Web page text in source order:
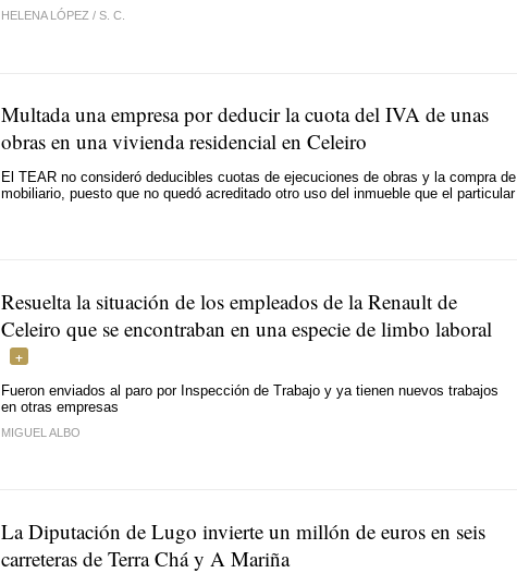
HELENA LÓPEZ / S. C.
Multada una empresa por deducir la cuota del IVA de unas
obras en una vivienda residencial en Celeiro
El TEAR no consideró deducibles cuotas de ejecuciones de obras y la compra de
mobiliario, puesto que no quedó acreditado otro uso del inmueble que el particular
Resuelta la situación de los empleados de la Renault de
Celeiro que se encontraban en una especie de limbo laboral
Fueron enviados al paro por Inspección de Trabajo y ya tienen nuevos trabajos
en otras empresas
MIGUEL ALBO
La Diputación de Lugo invierte un millón de euros en seis
carreteras de Terra Chá y A Mariña